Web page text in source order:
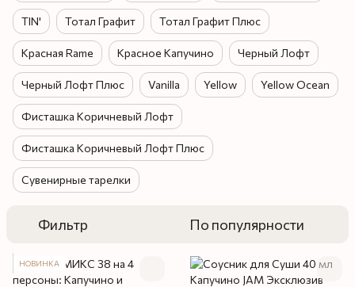
TIN' Тотал Графит Тотал Графит Плюс
Красная Rame Красное Капучино Черный Лофт
Черный Лофт Плюс Vanilla Yellow Yellow Ocean
Фисташка Коричневый Лофт
Фисташка Коричневый Лофт Плюс
Сувенирные тарелки
Фильтр По популярности
НОВИНКА